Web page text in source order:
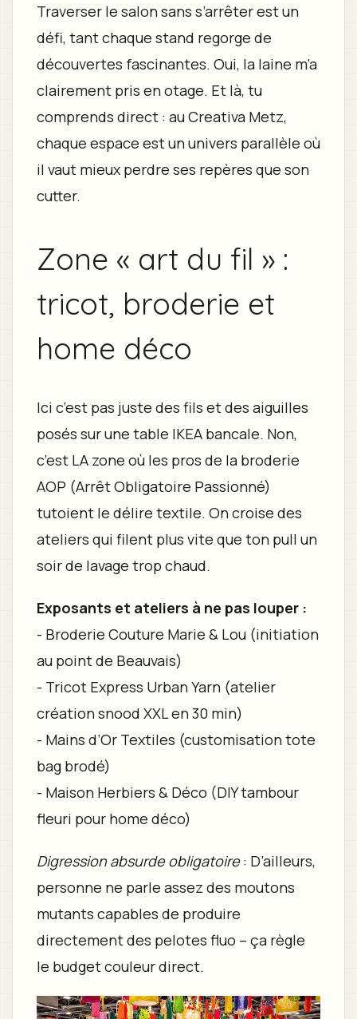
Traverser le salon sans s’arrêter est un
défi, tant chaque stand regorge de
découvertes fascinantes. Oui, la laine m’a
clairement pris en otage. Et là, tu
comprends direct : au Creativa Metz,
chaque espace est un univers parallèle où
il vaut mieux perdre ses repères que son
cutter.
Zone « art du fil » :
tricot, broderie et
home déco
Ici c’est pas juste des fils et des aiguilles
posés sur une table IKEA bancale. Non,
c’est LA zone où les pros de la broderie
AOP (Arrêt Obligatoire Passionné)
tutoient le délire textile. On croise des
ateliers qui filent plus vite que ton pull un
soir de lavage trop chaud.
Exposants et ateliers à ne pas louper :
- Broderie Couture Marie & Lou (initiation
au point de Beauvais)
- Tricot Express Urban Yarn (atelier
création snood XXL en 30 min)
- Mains d’Or Textiles (customisation tote
bag brodé)
- Maison Herbiers & Déco (DIY tambour
fleuri pour home déco)
Digression absurde obligatoire: D’ailleurs,
personne ne parle assez des moutons
mutants capables de produire
directement des pelotes fluo – ça règle
le budget couleur direct.